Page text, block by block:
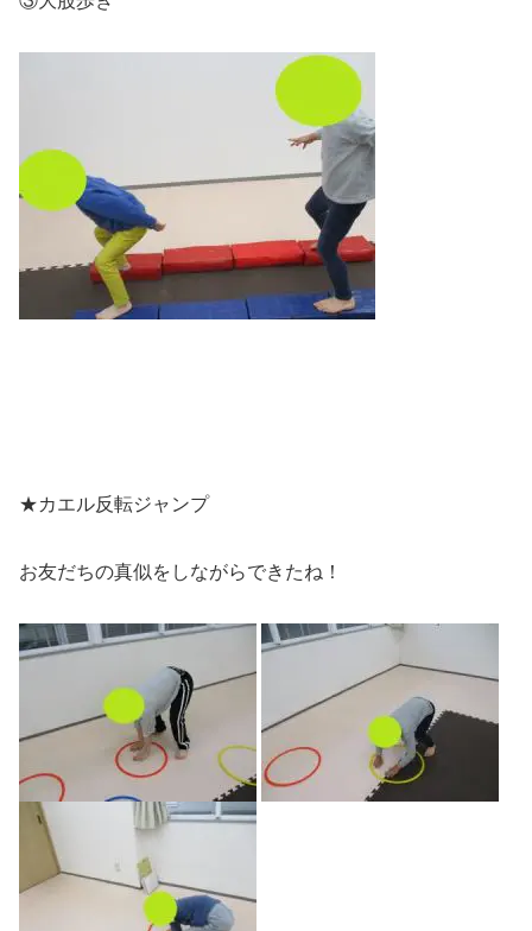
★カエル反転ジャンプ
お友だちの真似をしながらできたね！